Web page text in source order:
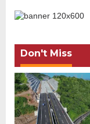
Don't Miss